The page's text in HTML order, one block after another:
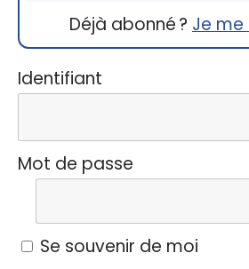
Déjà abonné ? Je
Identifiant
Mot de passe
Se souvenir de moi